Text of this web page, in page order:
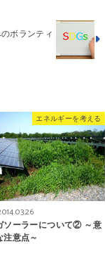
ボランティ
エネルギーを考える
ソーラーについて② ～意
注意点～